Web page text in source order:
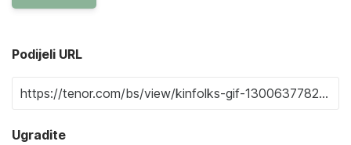
Podijeli URL
Ugradite